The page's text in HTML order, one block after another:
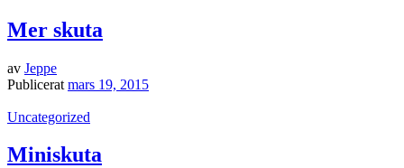
Mer skuta
av Jeppe
Publicerat mars 19, 2015
Uncategorized
Miniskuta